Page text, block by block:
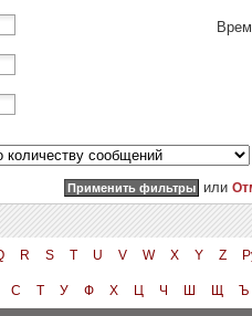
или
R S T U V W X Y Z
С Т У Ф Х Ч Ъ